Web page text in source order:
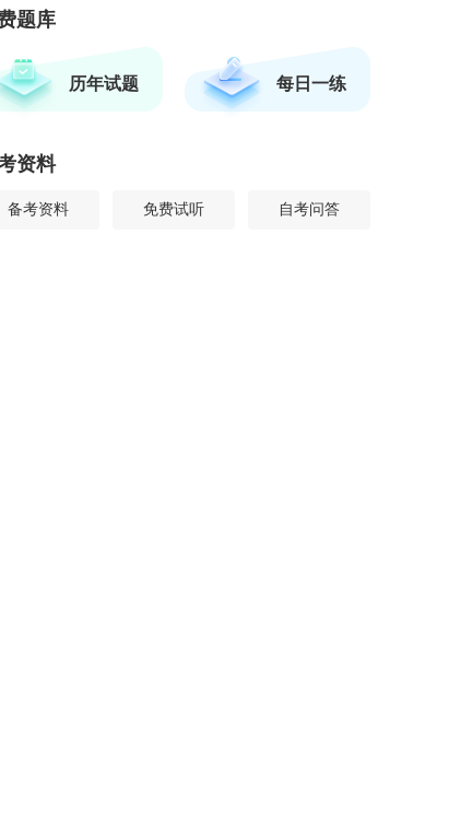
题库
历年试题 每日一练
资料
备考资料 免费试听 自考问答